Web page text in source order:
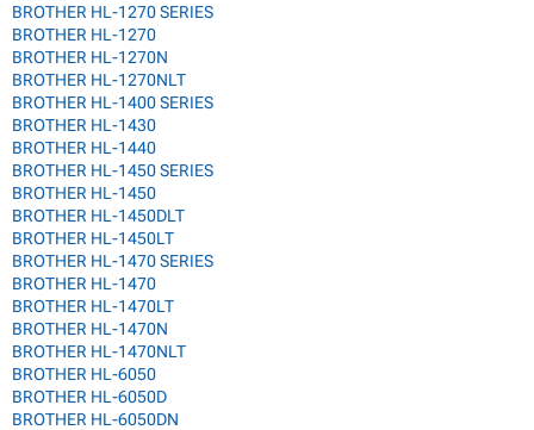
BROTHER HL-1270 SERIES
BROTHER HL-1270
BROTHER HL-1270N
BROTHER HL-1270NLT
BROTHER HL-1400 SERIES
BROTHER HL-1430
BROTHER HL-1440
BROTHER HL-1450 SERIES
BROTHER HL-1450
BROTHER HL-1450DLT
BROTHER HL-1450LT
BROTHER HL-1470 SERIES
BROTHER HL-1470
BROTHER HL-1470LT
BROTHER HL-1470N
BROTHER HL-1470NLT
BROTHER HL-6050
BROTHER HL-6050D
BROTHER HL-6050DN